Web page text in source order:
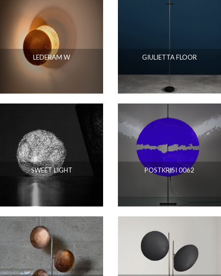
LEDERAM W GIULIETTA FLOOR
SWEET LIGHT POSTKRISI 0062